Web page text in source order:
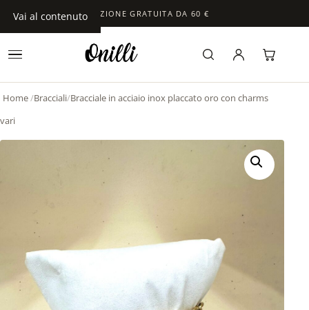
Vai al contenutoSPEDIZIONE GRATUITA DA 60 €
Home /Bracciali/Bracciale in acciaio inox placcato oro con charms
vari